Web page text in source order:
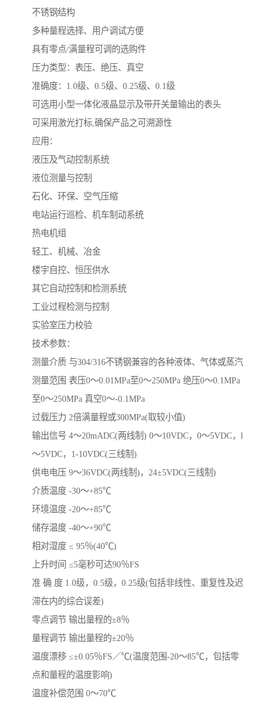
不锈钢结构
多种量程选择、用户调试方便
具有零点/满量程可调的选购件
压力类型：表压、绝压、真空
准确度：1.0级、0.5级、0.25级、0.1级
可选用小型一体化液晶显示及带开关量输出的表头
可采用激光打标,确保产品之可溯源性
应用：
液压及气动控制系统
液位测量与控制
石化、环保、空气压缩
电站运行巡检、机车制动系统
热电机组
轻工、机械、冶金
楼宇自控、恒压供水
其它自动控制和检测系统
工业过程检测与控制
实验室压力校验
技术参数：
测量介质 与304/316不锈钢兼容的各种液体、气体或蒸汽
测量范围 表压0～0.01MPa至0～250MPa 绝压0～0.1MPa
至0～250MPa 真空0～-0.1MPa
过载压力 2倍满量程或300MPa(取较小值)
输出信号 4～20mADC(两线制) 0～10VDC，0～5VDC，l
～5VDC，1-10VDC(三线制)
供电电压 9～36VDC(两线制)，24±5VDC(三线制)
介质温度 -30～+85℃
环境温度 -20～+85℃
储存温度 -40～+90℃
相对湿度 ≤ 95％(40℃)
上升时间 ≤5毫秒可达90％FS
准 确 度 1.0级，0.5级，0.25级(包括非线性、重复性及迟
滞在内的综合误差)
零点调节 输出量程的±8％
量程调节 输出量程的±20％
温度漂移 ≤±0.05％FS／℃(温度范围-20～85℃，包括零
点和量程的温度影响)
温度补偿范围 0～70℃